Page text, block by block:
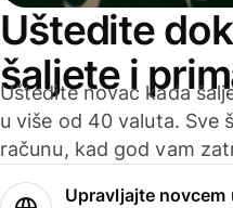
Uštedite
šaljete i
Uštedite novac kada
u više od 40 valuta. Sve
računu, kad god vam
Upravljajte